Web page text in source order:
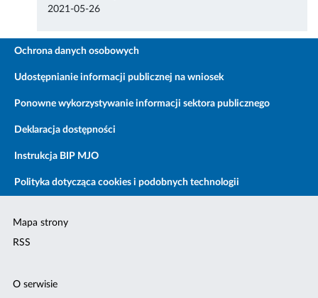
2021-05-26
Ochrona danych osobowych
Udostępnianie informacji publicznej na wniosek
Ponowne wykorzystywanie informacji sektora publicznego
Deklaracja dostępności
Instrukcja BIP MJO
Polityka dotycząca cookies i podobnych technologii
Mapa strony
RSS
O serwisie